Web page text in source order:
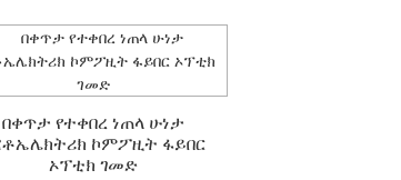
በቀጥታ የተቀበረ ነጠላ ሁነታ
ኮምፖዚት ፋይበር
ኦፕቲክ ገመድ